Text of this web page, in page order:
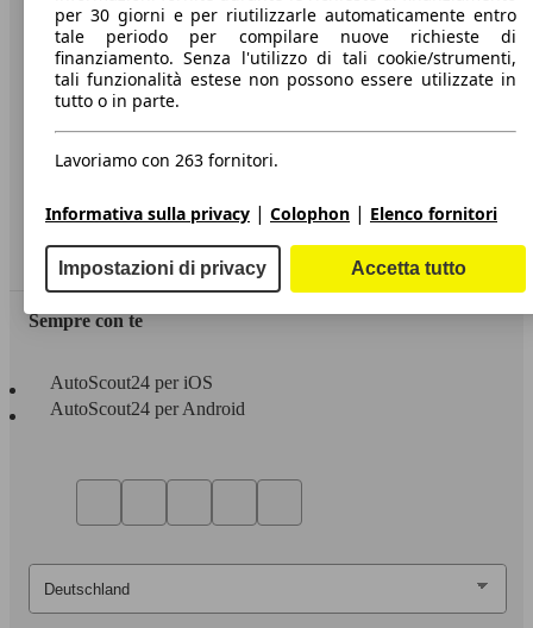
Media
Condizioni generali
Informazioni
Privacy
Dichiarazione di Accessibilità
Servizi
Area rivenditori
Sempre con te
AutoScout24 per iOS
AutoScout24 per Android
per 30 giorni e per riutilizzarle automaticamente entro
tale periodo per compilare nuove richieste di
finanziamento. Senza l'utilizzo di tali cookie/strumenti,
tali funzionalità estese non possono essere utilizzate in
tutto o in parte.
Lavoriamo con 263 fornitori.
Informativa sulla privacy | Colophon | Elenco fornitori
Impostazioni di privacy Accetta tutto